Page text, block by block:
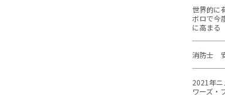
世界的に
ボロで今
に高まる
消防士
2021年
ワーズ・